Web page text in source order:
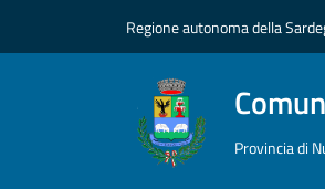
Regione autonoma della
Provincia di